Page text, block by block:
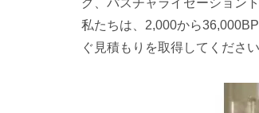
グ、パスチャライゼーション
私たちは、2,000から
ぐ見積もりを取得してください